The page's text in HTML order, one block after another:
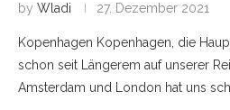
by Wladi 27. Dezember 2021
Kopenhagen Kopenhagen, die
schon seit Längerem auf unserer
Amsterdam und London hat uns